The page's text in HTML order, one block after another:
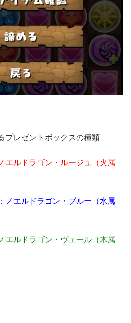
プレゼントボックスの種類
エルドラゴン・ルージュ（火属
ノエルドラゴン・ブルー（水属
エルドラゴン・ヴェール（木属